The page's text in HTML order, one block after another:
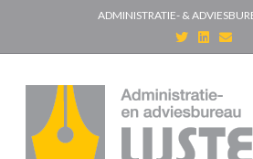
ADMINISTRATIE- &
T
w
i
e
r
n
d
i
n
E
m
a